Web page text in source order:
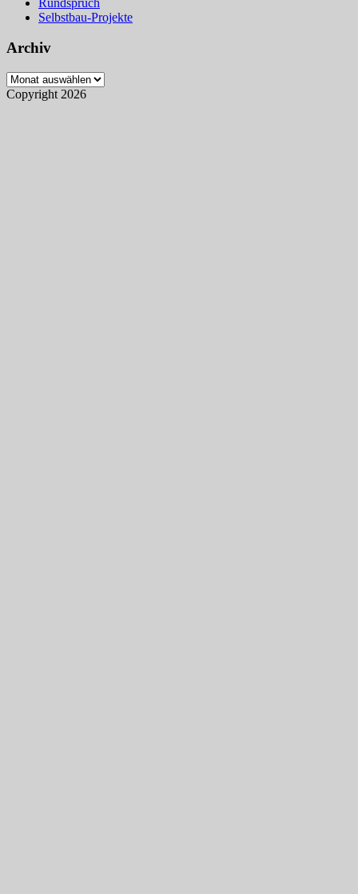
Selbstbau-Projekte
Archiv
Archiv
Copyright 2026